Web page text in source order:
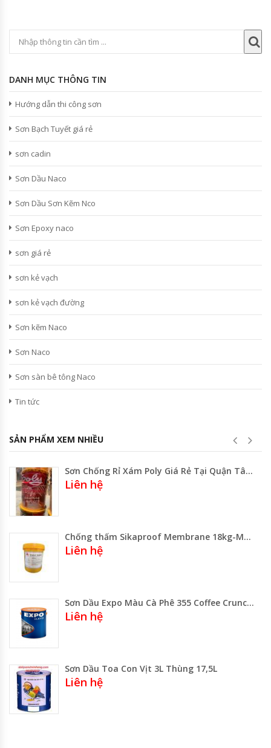
DANH MỤC THÔNG TIN
Hướng dẫn thi công sơn
Sơn Bạch Tuyết giá rẻ
sơn cadin
Sơn Dầu Naco
Sơn Dầu Sơn Kẽm Nco
Sơn Epoxy naco
sơn giá rẻ
sơn kẻ vạch
sơn kẻ vạch đường
Sơn kẽm Naco
Sơn Naco
Sơn sàn bê tông Naco
Tin tức
SẢN PHẨM XEM NHIỀU
Sơn Chống Rỉ Xám Poly Giá Rẻ Tại Quận Tân Phú TpHCM
Liên hệ
Chống thấm Sikaproof Membrane 18kg-Màng Chống Thấm
Liên hệ
Sơn Dầu Expo Màu Cà Phê 355 Coffee Crunch Lon 3 Lít-800ml- Thùng 17.75 Lít
Liên hệ
Sơn Dầu Toa Con Vịt 3L Thùng 17,5L
Liên hệ